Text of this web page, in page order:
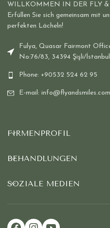
WILLKOMMEN IN DER FLY
Erfüllen Sie sich gemeinsam mit
perfekten Lächeln!
Fulya, Quasar Fairmont
No:76/83, 34394 Şişli/İstanbul
Phone: +90532 524 62 95
E-mail: info@flyandsmiles.com
FIRMENPROFIL
BEHANDLUNGEN
SOZIALE MEDIEN